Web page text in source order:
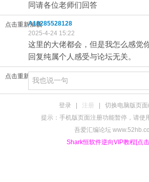
同请各位老师们回答
点击重新加载A18285528128
2025-4-24 15:22
这里的大佬都会，但是我怎么感觉
回复纯属个人感受与论坛无关。
点击重新加载
登录 注册
切换电脑版页
提示：手机版页面注册功能暂停，请使
吾爱汇编论坛
Shark恒软件逆向VIP教程[点